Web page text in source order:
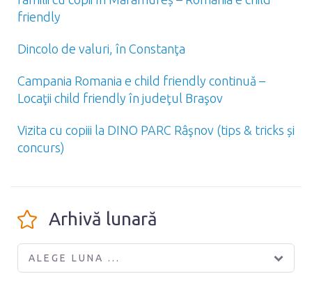
friendly
Dincolo de valuri, în Constanţa
Campania Romania e child friendly continuă –
Locaţii child friendly în judeţul Braşov
Vizita cu copiii la DINO PARC Râşnov (tips & tricks și
concurs)
Arhivă lunară
ALEGE LUNA ...